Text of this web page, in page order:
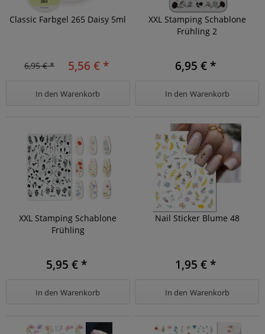
Classic Farbgel 265 Daisy 5ml
6,95 € * 5,56 € *
In den Warenkorb
XXL Stamping Schablone
Frühling 2
6,95 € *
In den Warenkorb
XXL Stamping Schablone
Frühling
5,95 € *
In den Warenkorb
Nail Sticker Blume 48
1,95 € *
In den Warenkorb